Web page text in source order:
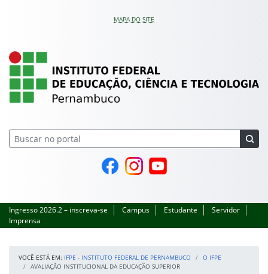
MAPA DO SITE
IFPE – Instituto
Página do Facebook
Perfil no Instagram
Canal no YouTube
Ingresso 2026.2 – inscreva-se Campus Estudante
Servidor
Imprensa
VOCÊ ESTÁ EM: IFPE - INSTITUTO FEDERAL DE PERNAMBUCO
O IFPE
AVALIAÇÃO INSTITUCIONAL DA EDUCAÇÃO SUPERIOR